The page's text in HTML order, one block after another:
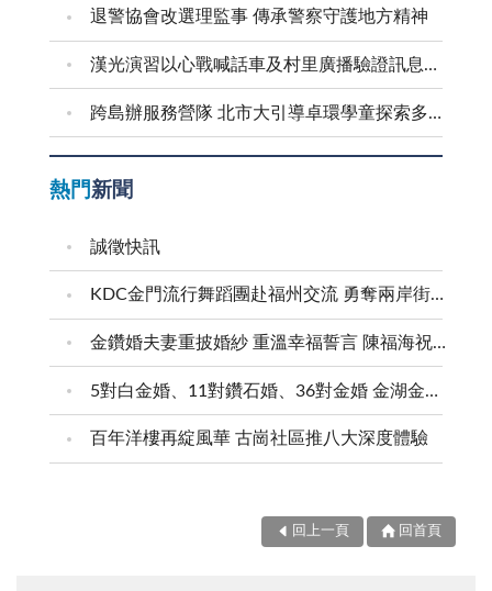
退警協會改選理監事 傳承警察守護地方精神
漢光演習以心戰喊話車及村里廣播驗證訊息傳遞效能
跨島辦服務營隊 北市大引導卓環學童探索多元能力
熱門新聞
誠徵快訊
KDC金門流行舞蹈團赴福州交流 勇奪兩岸街舞賽三等獎
金鑽婚夫妻重披婚紗 重溫幸福誓言 陳福海祝福牽手半世紀 情深相守成典範
5對白金婚、11對鑽石婚、36對金婚 金湖金沙夫妻共享榮耀時刻 陳福海表揚金鑽婚夫妻 向半世紀相守家庭典範致敬
百年洋樓再綻風華 古崗社區推八大深度體驗
回上一頁 回首頁